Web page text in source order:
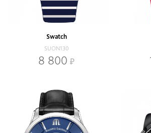
Swatch
SUON130
8 800